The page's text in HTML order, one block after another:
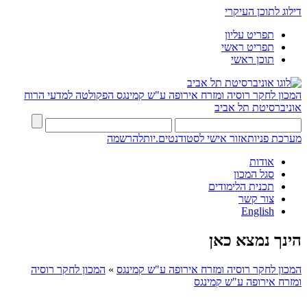
דילוג לתוכן העיקרי
תפריט עליון
תפריט ראשי
תוכן ראשי
המכון לחקר רוסיה ומזרח אירופה ע"ש קמינגס הפקולטה למדעי הרוח
אוניברסיטת תל אביב
מערכת פניותאזור אישי לסטודנטים.יותלהרשמה
אודות
סגל המכון
תכנית הלימודים
צור קשר
English
הינך נמצא כאן
המכון לחקר רוסיה ומזרח אירופה ע"ש קמינגס » המכון לחקר רוסיה
ומזרח אירופה ע"ש קמינגס